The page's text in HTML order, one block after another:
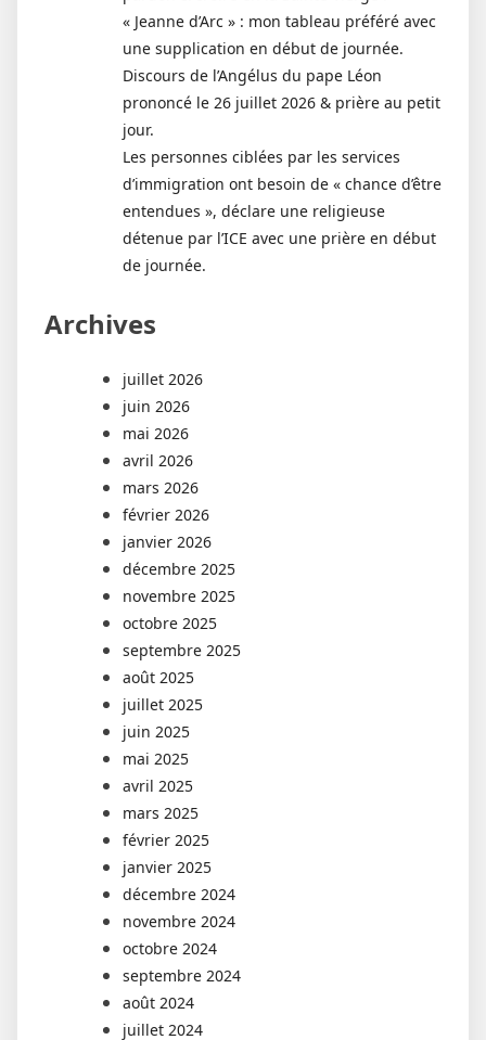
« Jeanne d’Arc » : mon tableau préféré avec
une supplication en début de journée.
Discours de l’Angélus du pape Léon
prononcé le 26 juillet 2026 & prière au petit
jour.
Les personnes ciblées par les services
d’immigration ont besoin de « chance d’être
entendues », déclare une religieuse
détenue par l’ICE avec une prière en début
de journée.
Archives
juillet 2026
juin 2026
mai 2026
avril 2026
mars 2026
février 2026
janvier 2026
décembre 2025
novembre 2025
octobre 2025
septembre 2025
août 2025
juillet 2025
juin 2025
mai 2025
avril 2025
mars 2025
février 2025
janvier 2025
décembre 2024
novembre 2024
octobre 2024
septembre 2024
août 2024
juillet 2024